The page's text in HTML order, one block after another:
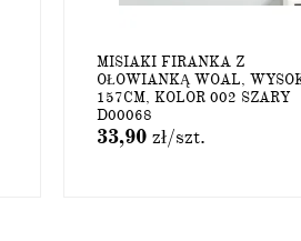
MISIAKI FIRANKA Z
OŁOWIANKĄ WOAL,
157CM, KOLOR 002 SZARY
D00068
33,90 zł/szt.